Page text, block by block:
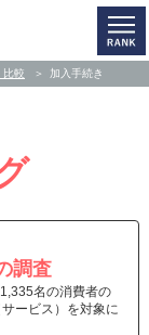
比較 加入手続き
調査
名の消費者の
ービス）を対象に